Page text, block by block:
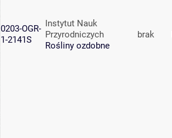
0203-OGR-
1-2141S
Instytut Nauk
Przyrodniczych
Rośliny ozdobne
brak